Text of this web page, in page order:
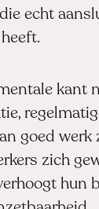
echt
kant
goed werk
zich
hun